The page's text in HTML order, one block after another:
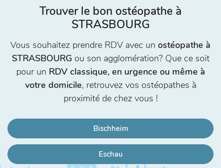
Trouver le bon ostéopathe à
STRASBOURG
Vous souhaitez prendre RDV avec un ostéopathe à
STRASBOURG ou son agglomération? Que ce soit
pour un RDV classique, en urgence ou même à
votre domicile, retrouvez vos ostéopathes à
proximité de chez vous !
Bischheim
Eschau